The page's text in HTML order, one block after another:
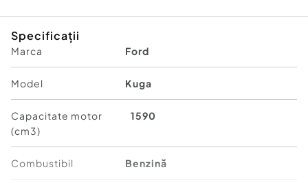
• Parbriz si hayon încălzit
• Geamuri electrice fata, spate
• Geamuri fumurii spate
• Oglinzi laterale electrice, reglabile si rabatabile
electric
• Volan din piele, multifunctional
• Asistență la pornirea în rampă
• Computer de bord
• Volan multifunctional
Specificații
Marca Ford
Model Kuga
Capacitate motor
(cm3)
1590
Combustibil Benzină